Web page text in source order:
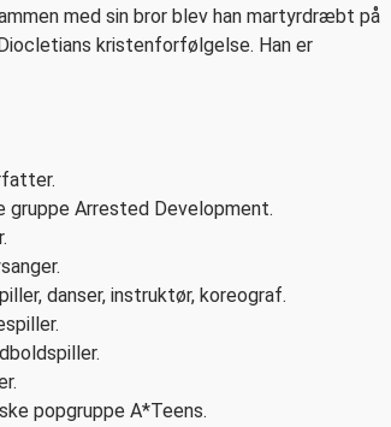
med sin bror blev han martyrdræbt på
kristenforfølgelse. Han er
gruppe Arrested Development.
danser, instruktør, koreograf.
popgruppe A*Teens.